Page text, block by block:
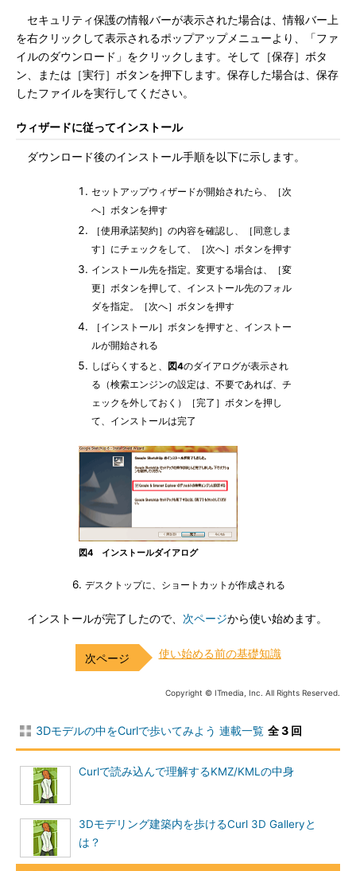
セキュリティ保護の情報バーが表示された場合は、情報バー上
を右クリックして表示されるポップアップメニューより、「ファ
イルのダウンロード」をクリックします。そして［保存］ボタ
ン、または［実行］ボタンを押下します。保存した場合は、保存
したファイルを実行してください。
ウィザードに従ってインストール
ダウンロード後のインストール手順を以下に示します。
セットアップウィザードが開始されたら、［次
へ］ボタンを押す
［使用承諾契約］の内容を確認し、［同意しま
す］にチェックをして、［次へ］ボタンを押す
インストール先を指定。変更する場合は、［変
更］ボタンを押して、インストール先のフォル
ダを指定。［次へ］ボタンを押す
［インストール］ボタンを押すと、インストー
ルが開始される
しばらくすると、
図4のダイアログが表示され
る（検索エンジンの設定は、不要であれば、チ
ェックを外しておく）［完了］ボタンを押し
て、インストールは完了
図4 インストールダイアログ
6. デスクトップに、ショートカットが作成される
インストールが完了したので、 次ページから使い始めます。
使い始める前の基礎知識
Copyright © ITmedia, Inc. All Rights Reserved.
3Dモデルの中をCurlで歩いてみよう 連載一覧 全 3 回
Curlで読み込んで理解するKMZ/KMLの中身
3Dモデリング建築内を歩けるCurl 3D Galleryと
は？